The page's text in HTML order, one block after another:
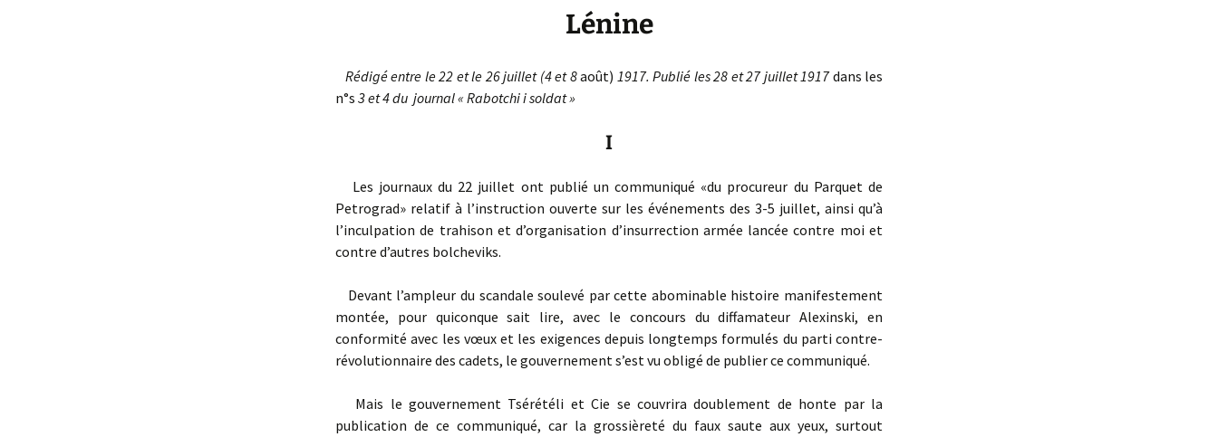
Lénine
Rédigé entre le 22 et le 26 juillet (4 et 8août) 1917. Publié les 28 et 27 juillet 1917dans les
n°s 3 et 4 du journal « Rabotchi i soldat »
I
Les journaux du 22 juillet ont publié un communiqué «du procureur du Parquet de
Petrograd» relatif à l’instruction ouverte sur les événements des 3-5 juillet, ainsi qu’à
l’inculpation de trahison et d’organisation d’insurrection armée lancée contre moi et
contre d’autres bolcheviks.
Devant l’ampleur du scandale soulevé par cette abominable histoire manifestement
montée, pour quiconque sait lire, avec le concours du diffamateur Alexinski, en
conformité avec les vœux et les exigences depuis longtemps formulés du parti contre-
révolutionnaire des cadets, le gouvernement s’est vu obligé de publier ce communiqué.
Mais le gouvernement Tsérétéli et Cie se couvrira doublement de honte par la
publication de ce communiqué, car la grossièreté du faux saute aux yeux, surtout